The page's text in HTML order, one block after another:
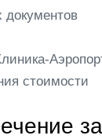
стоимости